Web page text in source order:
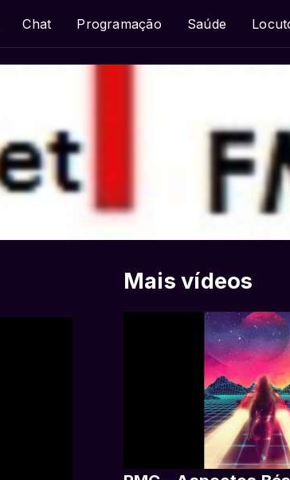
Chat Programação Saúde
Mais vídeos